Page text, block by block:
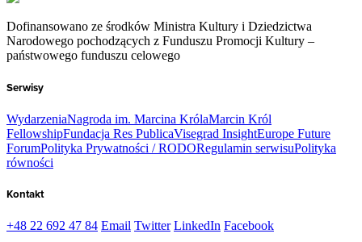
Dofinansowano ze środków Ministra Kultury i Dziedzictwa
Narodowego pochodzących z Funduszu Promocji Kultury –
państwowego funduszu celowego
Serwisy
WydarzeniaNagroda im. Marcina KrólaMarcin Król
FellowshipFundacja Res PublicaVisegrad InsightEurope Future
ForumPolityka Prywatności / RODORegulamin serwisuPolityka
równości
Kontakt
+48 22 692 47 84 Email Twitter LinkedIn Facebook